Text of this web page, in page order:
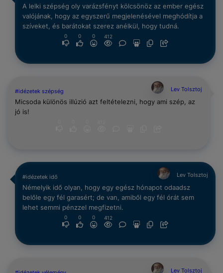
A lelki szépség oly varázsfényt kölcsönöz az ember egész
valójának, hogy az egyszerű megjelenésével meghódítja a
szíveket, és barátokat szerez anélkül, hogy tudná.
0 0 0 412
#idézetek szépség Lev Tolsztoj
Micsoda különös illúzió azt feltételezni, hogy ami szép, az
jó is!
#idézetek idő Lev Tolsztoj
Némelyik idő olyan, hogy egy egész hónapot odaadsz
belőle egy fél garasért; de van, amiből egy fél órát sem
lehet semmi pénzzel megfizetni.
0 0 0 412
Lev Tolsztoj